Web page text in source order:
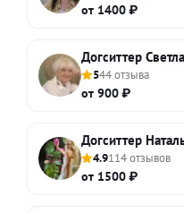
от 1400 ₽
Догситтер
544 отзыва
от 900 ₽
Догситтер
4.9114 отзывов
от 1500 ₽